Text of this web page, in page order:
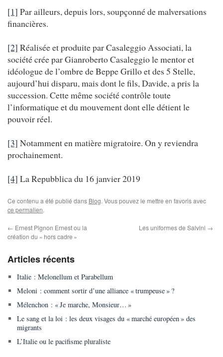
[1] Par ailleurs, depuis lors, soupçonné de malversations
financières.
[2] Réalisée et produite par Casaleggio Associati, la
société crée par Gianroberto Casaleggio le mentor et
idéologue de l’ombre de Beppe Grillo et des 5 Stelle,
aujourd’hui disparu, mais dont le fils, Davide, a pris la
succession. Cette même société contrôle toute
l’informatique et du mouvement dont elle détient le
pouvoir réel.
[3] Notamment en matière migratoire. On y reviendra
prochainement.
[4] La Repubblica du 16 janvier 2019
Ce contenu a été publié dans Blog. Vous pouvez le mettre en favoris avec
ce permalien.
← Ernest Pignon Ernest ou la
création du « hors cadre »
Les uniformes de Salvini →
Articles récents
Italie : Melonellum et Parabellum
Meloni : comment sortir d’une alliance « trumpeuse » ?
Mélenchon : « Je marche, Monsieur… »
Le sang et la loi : les deux visages du « marché européen » des
migrants
L’Italie ou le pacifisme pluraliste